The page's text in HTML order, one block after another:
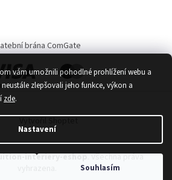
vám umožnili pohodlné prohlížení webu a
zlepšovali jeho funkce, výkon a
zde.
Nastavení
Souhlasím
brána ComGate
interiery-eshop. Všechna práva